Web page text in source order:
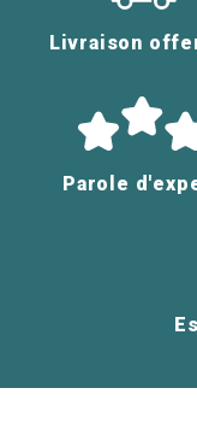
Livraison
Parole